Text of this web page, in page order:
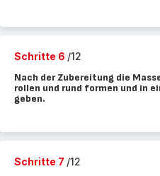
Schritte 6 /12
Nach der Zubereitung die
rollen und rund formen und in
geben.
Schritte 7 /12